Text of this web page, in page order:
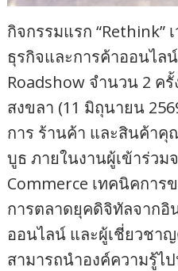
กิจกรรมแรก “Rethink”
ธุรกิจและการค้าออนไล
Roadshow จำนวน 2 ค
สงขลา (11 มิถุนายน
การ ร้านค้า และสินค้า
บูธ ภายในงานผู้เข้าร่วม
Commerce เทคนิคกา
การตลาดยุคดิจิทัลจากอิ
ออนไลน์ และผู้เชี่ยวชา
สามารถนำองค์ความรู้ไ